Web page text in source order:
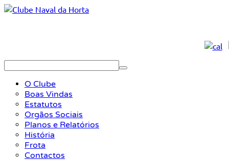
O Clube
Boas Vindas
Estatutos
Orgãos Sociais
Planos e Relatórios
História
Frota
Contactos